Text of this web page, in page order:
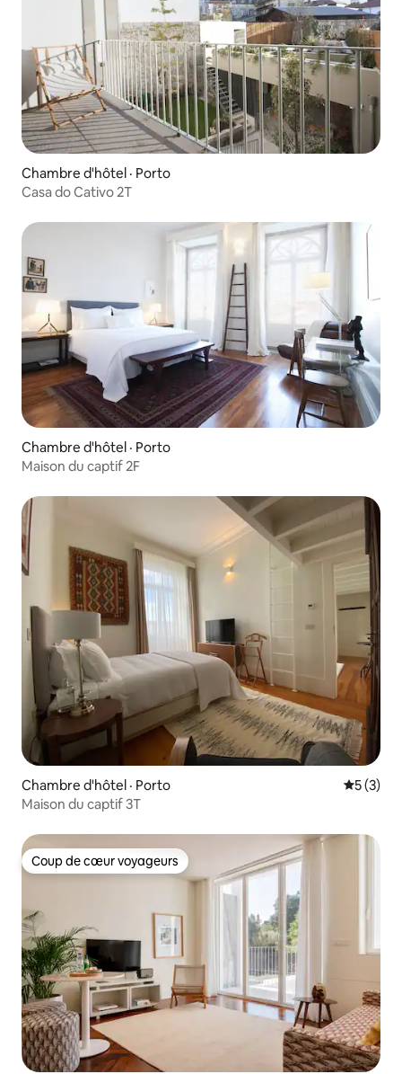
Chambre d'hôtel · Porto
Casa do Cativo 2T
Chambre d'hôtel · Porto
Maison du captif 2F
Chambre d'hôtel · Porto Note
5 (3)
Maison du captif 3T
Coup de cœur voyageurs
Coup de cœur voyageurs